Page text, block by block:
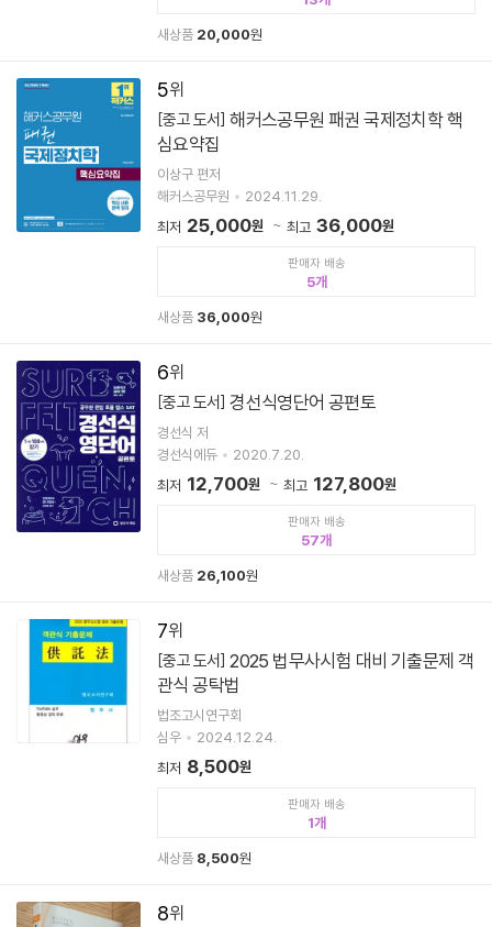
새상품 20,000원
5
[중고 도서] 해커스공무원 패권 국제정치학 핵
심요약집
이상구 편저
해커스공무원
2024.11.29.
최저 25,000원 최고 36,000원
판매자 배송
5
새상품 36,000원
6
[중고 도서] 경선식영단어 공편토
경선식 저
경선식에듀
2020.7.20.
최저 12,700원 최고 127,800원
판매자 배송
57
새상품 26,100원
7
[중고 도서] 2025 법무사시험 대비 기출문제 객
관식 공탁법
법조고시연구회
심우
2024.12.24.
최저 8,500원
판매자 배송
1
새상품 8,500원
8